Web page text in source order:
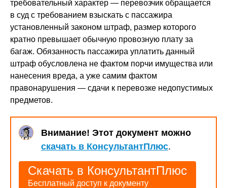
требовательный характер — перевозчик обращается
в суд с требованием взыскать с пассажира
установленный законом штраф, размер которого
кратно превышает обычную провозную плату за
багаж. Обязанность пассажира уплатить данный
штраф обусловлена не фактом порчи имущества или
нанесения вреда, а уже самим фактом
правонарушения — сдачи к перевозке недопустимых
предметов.
Внимание! Этот документ можно
скачать в КонсультантПлюс.
Скачать в КонсультантПлюс
Бесплатный доступ к документу